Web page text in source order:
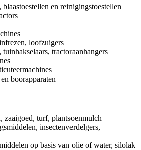
en reinigingstoestellen
loofzuigers
tractoraanhangers
boorapparaten
zaaigoed, turf, plantsoenmulch
insectenverdelgers,
op basis van olie of water, silolak